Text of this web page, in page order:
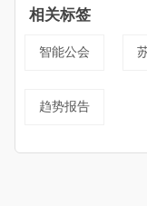
相关标签
智能公会
趋势报告